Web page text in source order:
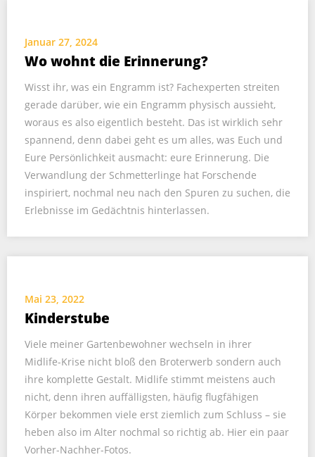
Januar 27, 2024
Wo wohnt die Erinnerung?
Wisst ihr, was ein Engramm ist? Fachexperten streiten
gerade darüber, wie ein Engramm physisch aussieht,
woraus es also eigentlich besteht. Das ist wirklich sehr
spannend, denn dabei geht es um alles, was Euch und
Eure Persönlichkeit ausmacht: eure Erinnerung. Die
Verwandlung der Schmetterlinge hat Forschende
inspiriert, nochmal neu nach den Spuren zu suchen, die
Erlebnisse im Gedächtnis hinterlassen.
Mai 23, 2022
Kinderstube
Viele meiner Gartenbewohner wechseln in ihrer
Midlife-Krise nicht bloß den Broterwerb sondern auch
ihre komplette Gestalt. Midlife stimmt meistens auch
nicht, denn ihren auffälligsten, häufig flugfähigen
Körper bekommen viele erst ziemlich zum Schluss – sie
heben also im Alter nochmal so richtig ab. Hier ein paar
Vorher-Nachher-Fotos.